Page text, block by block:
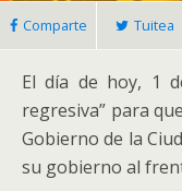
Comparte Tuitea
El día de hoy, 1
regresiva” para
Gobierno de la
su gobierno al